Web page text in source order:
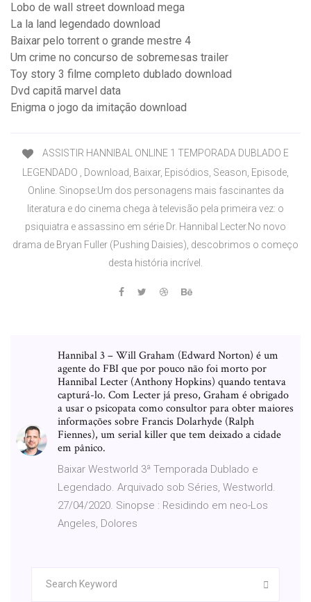
Lobo de wall street download mega
La la land legendado download
Baixar pelo torrent o grande mestre 4
Um crime no concurso de sobremesas trailer
Toy story 3 filme completo dublado download
Dvd capitã marvel data
Enigma o jogo da imitação download
ASSISTIR HANNIBAL ONLINE 1 TEMPORADA DUBLADO E
LEGENDADO , Download, Baixar, Episódios, Season, Episode,
Online. Sinopse:Um dos personagens mais fascinantes da
literatura e do cinema chega à televisão pela primeira vez: o
psiquiatra e assassino em série Dr. Hannibal Lecter.No novo
drama de Bryan Fuller (Pushing Daisies), descobrimos o começo
desta história incrível.
Hannibal 3 – Will Graham (Edward Norton) é um
agente do FBI que por pouco não foi morto por
Hannibal Lecter (Anthony Hopkins) quando tentava
capturá-lo. Com Lecter já preso, Graham é obrigado
a usar o psicopata como consultor para obter maiores
informações sobre Francis Dolarhyde (Ralph
Fiennes), um serial killer que tem deixado a cidade
em pânico.
Baixar Westworld 3ª Temporada Dublado e
Legendado. Arquivado sob Séries, Westworld.
27/04/2020. Sinopse : Residindo em neo-Los
Angeles, Dolores